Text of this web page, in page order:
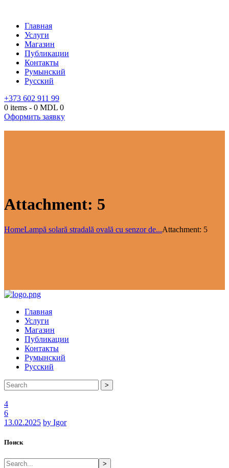
Главная
Услуги
Магазин
Публикации
Контакты
Румынский
Русский
+373 602 911 99
0 items - 0 MDL 0
Оформить заявку
Attachment: 5
HomeLampă solară stradală ovală cu senzor de...Attachment: 5
Главная
Услуги
Магазин
Публикации
Контакты
Румынский
Русский
>
4
6
13.02.2025 by Igor
Поиск
>